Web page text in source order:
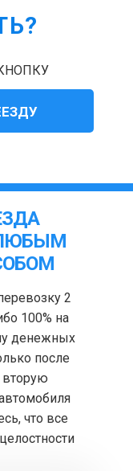
2
100% на
денежных
после
вторую
что все